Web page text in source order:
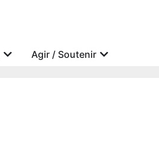
Agir / Soutenir